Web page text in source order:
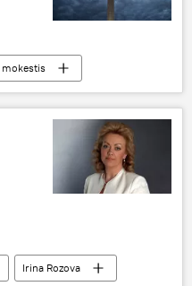
mokestis
Irina Rozova